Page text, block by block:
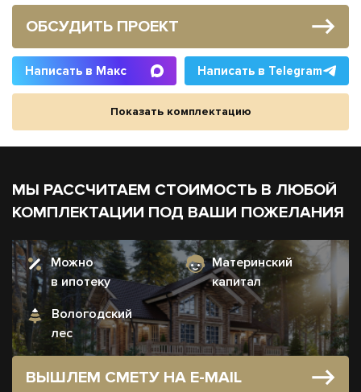
ОБСУДИТЬ ПРОЕКТ
Написать в Макс Написать в Telegram
Показать комплектацию
МЫ РАССЧИТАЕМ СТОИМОСТЬ В ЛЮБОЙ
КОМПЛЕКТАЦИИ ПОД ВАШИ ПОЖЕЛАНИЯ
Можно
в ипотеку
Материнский
капитал
Вологодский
лес
ВЫШЛЕМ СМЕТУ НА E-MAIL